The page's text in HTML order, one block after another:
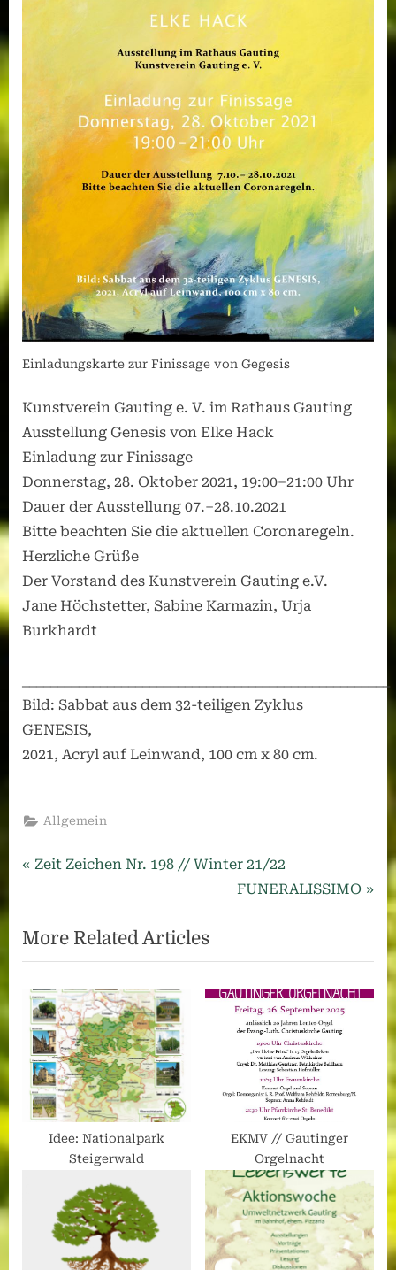
Einladungskarte zur Finissage von Gegesis
Kunstverein Gauting e. V. im Rathaus Gauting
Ausstellung Genesis von Elke Hack
Einladung zur Finissage
Donnerstag, 28. Oktober 2021, 19:00–21:00 Uhr
Dauer der Ausstellung 07.–28.10.2021
Bitte beachten Sie die aktuellen Coronaregeln.
Herzliche Grüße
Der Vorstand des Kunstverein Gauting e.V.
Jane Höchstetter, Sabine Karmazin, Urja
Burkhardt
Bild: Sabbat aus dem 32-teiligen Zyklus
GENESIS,
2021, Acryl auf Leinwand, 100 cm x 80 cm.
Allgemein
Beitragsnavigation
Previous
Zeit Zeichen Nr. 198 // Winter 21/22
Next
FUNERALISSIMO
More Related Articles
Idee: Nationalpark
Steigerwald
EKMV // Gautinger
Orgelnacht